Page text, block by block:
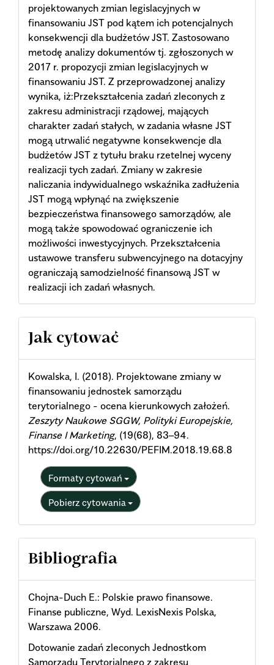
projektowanych zmian legislacyjnych w
finansowaniu JST pod kątem ich potencjalnych
konsekwencji dla budżetów JST. Zastosowano
metodę analizy dokumentów tj. zgłoszonych w
2017 r. propozycji zmian legislacyjnych w
finansowaniu JST. Z przeprowadzonej analizy
wynika, iż:Przekształcenia zadań zleconych z
zakresu administracji rządowej, mających
charakter zadań stałych, w zadania własne JST
mogą utrwalić negatywne konsekwencje dla
budżetów JST z tytułu braku rzetelnej wyceny
realizacji tych zadań. Zmiany w zakresie
naliczania indywidualnego wskaźnika zadłużenia
JST mogą wpłynąć na zwiększenie
bezpieczeństwa finansowego samorządów, ale
mogą także spowodować ograniczenie ich
możliwości inwestycyjnych. Przekształcenia
ustawowe transferu subwencyjnego na dotacyjny
ograniczają samodzielność finansową JST w
realizacji ich zadań własnych.
Article
Details
Jak cytować
Kowalska, I. (2018). Projektowane zmiany w
finansowaniu jednostek samorządu
terytorialnego - ocena kierunkowych założeń.
Zeszyty Naukowe SGGW, Polityki Europejskie,
Finanse I Marketing, (19(68), 83–94.
https://doi.org/10.22630/PEFIM.2018.19.68.8
Formaty cytowań
Pobierz cytowania
Bibliografia
Chojna-Duch E.: Polskie prawo finansowe.
Finanse publiczne, Wyd. LexisNexis Polska,
Warszawa 2006.
Dotowanie zadań zleconych Jednostkom
Samorządu Terytorialnego z zakresu